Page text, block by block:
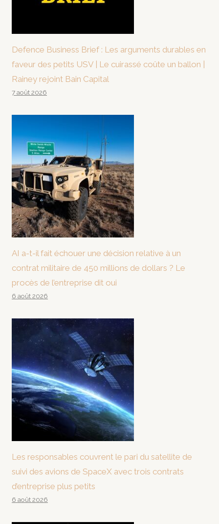
Defence Business Brief : Les arguments durables en
faveur des petits USV | Le cuirassé coûte un ballon |
Rainey rejoint Bain Capital
7 août 2026
AI a-t-il fait échouer une décision relative à un
contrat militaire de 450 millions de dollars ? Le
procès de l’entreprise dit oui
6 août 2026
Les responsables couvrent le pari du satellite de
suivi des avions de SpaceX avec trois contrats
d’entreprise plus petits
6 août 2026